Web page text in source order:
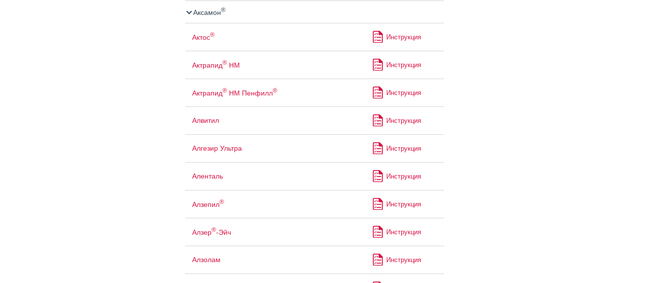
Аксамон®
Актос® Инструкция
Актрапид®НМ Инструкция
Актрапид®НМ Пенфилл® Инструкция
Алвитил Инструкция
Алгезир Ультра Инструкция
Аленталь Инструкция
Алзепил® Инструкция
Алзер®-Эйч Инструкция
Алзолам Инструкция